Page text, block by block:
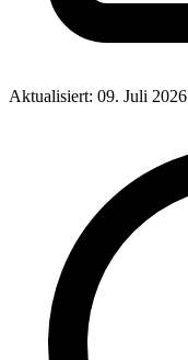
Aktualisiert: 09. Juli 2026